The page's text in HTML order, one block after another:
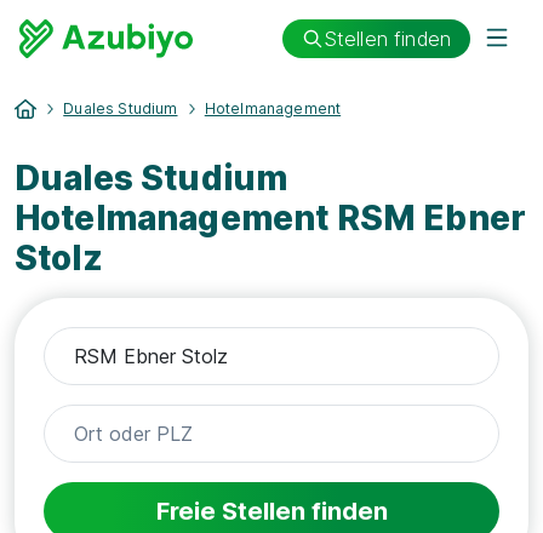
Stellen finden
Duales Studium Hotelmanagement
Duales Studium
Hotelmanagement RSM Ebner
Stolz
Freie Stellen finden